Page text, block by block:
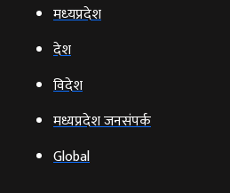
मध्‍यप्रदेश
देश
विदेश
मध्यप्रदेश जनसंपर्क
Global